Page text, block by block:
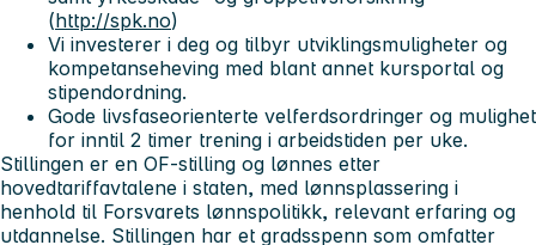
(http://spk.no)
Vi investerer i deg og tilbyr utviklingsmuligheter og
kompetanseheving med blant annet kursportal og
stipendordning.
Gode livsfaseorienterte velferdsordringer og mulighet
for inntil 2 timer trening i arbeidstiden per uke.
Stillingen er en OF-stilling og lønnes etter
hovedtariffavtalene i staten, med lønnsplassering i
henhold til Forsvarets lønnspolitikk, relevant erfaring og
utdannelse. Stillingen har et gradsspenn som omfatter